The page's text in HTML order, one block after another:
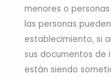
menores o
las personas
establecimiento, si
sus documentos de
están siendo